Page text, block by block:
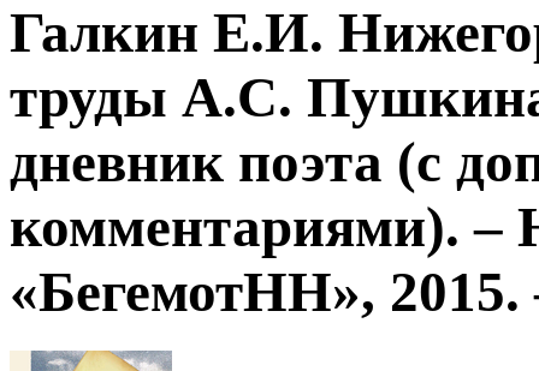
Галкин Е.И.
труды А.С.
дневник поэта (с
комментариями).
«БегемотНН», 2015.